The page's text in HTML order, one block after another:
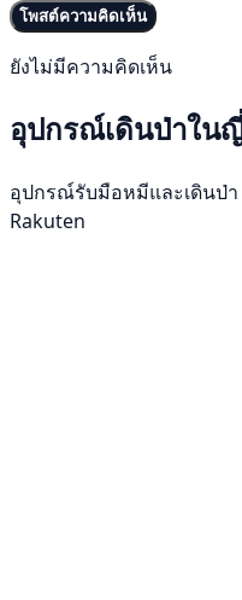
โพสต์ความคิดเห็น
ยังไม่มีความคิดเห็น
อุปกรณ์เดินป่าใน
อุปกรณ์รับมือหมีและเดินป่
Rakuten